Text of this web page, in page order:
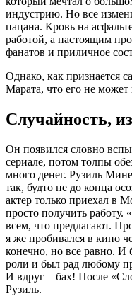
индустрию. Но все
пацана. Кровь на
работой, а настоящим
фанатов и приличное
Однако, как признается
Марата, что его не может
Случайность,
Он появился словно
сериале, потом толпы
много денег. Рузиль
так, будто не до конца
актер только приехал в
просто получить
всем, что предлагают.
я же пробивался в кино
конечно, но все равно. И
роли и был рад любому
И вдруг – бах! После
Рузиль.